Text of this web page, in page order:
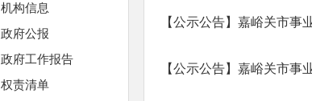
机构信息
政府公报
政府工作报告
权责清单
【公示公告】嘉峪关市事
【公示公告】嘉峪关市事